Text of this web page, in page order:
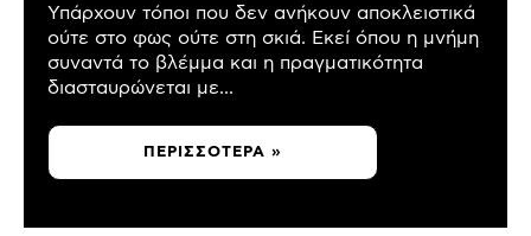
Υπάρχουν τόποι που δεν ανήκουν αποκλειστικά
ούτε στο φως ούτε στη σκιά. Εκεί όπου η μνήμη
συναντά το βλέμμα και η πραγματικότητα
διασταυρώνεται με...
ΠΕΡΙΣΣΌΤΕΡΑ »